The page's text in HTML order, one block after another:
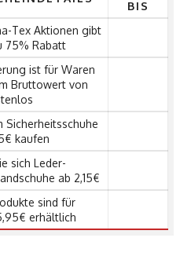
BIS
Tex Aktionen gibt
75% Rabatt
ist für Waren
Bruttowert von
Sicherheitsschuhe
kaufen
sich Leder-
ab 2,15€
sind für
erhältlich